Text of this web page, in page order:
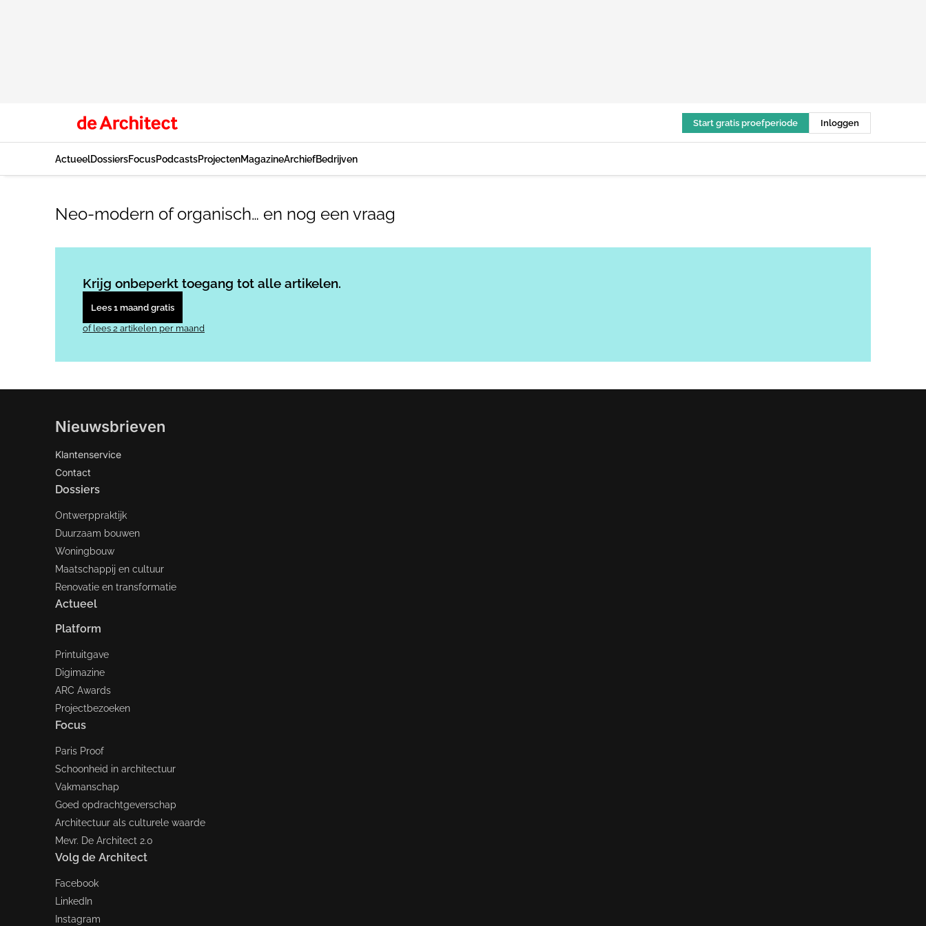
Start gratis proefperiode Inloggen
ActueelDossiersFocusPodcastsProjectenMagazineArchiefBedrijven
Neo-modern of organisch… en nog een vraag
Krijg onbeperkt toegang tot alle artikelen.
Lees 1 maand gratis
of lees 2 artikelen per maand
Nieuwsbrieven
Klantenservice
Contact
Dossiers
Ontwerppraktijk
Duurzaam bouwen
Woningbouw
Maatschappij en cultuur
Renovatie en transformatie
Actueel
Platform
Printuitgave
Digimazine
ARC Awards
Projectbezoeken
Focus
Paris Proof
Schoonheid in architectuur
Vakmanschap
Goed opdrachtgeverschap
Architectuur als culturele waarde
Mevr. De Architect 2.0
Volg de Architect
Facebook
LinkedIn
Instagram